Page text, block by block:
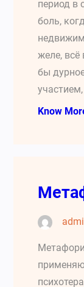
период в
боль,
желе, всё
бы
Know